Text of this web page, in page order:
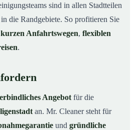
sind in allen Stadtteilen
die Randgebiete. So profitieren Sie
kurzen Anfahrtswegen, flexiblen
.
Angebot für die
an. Mr. Cleaner steht für
und gründliche